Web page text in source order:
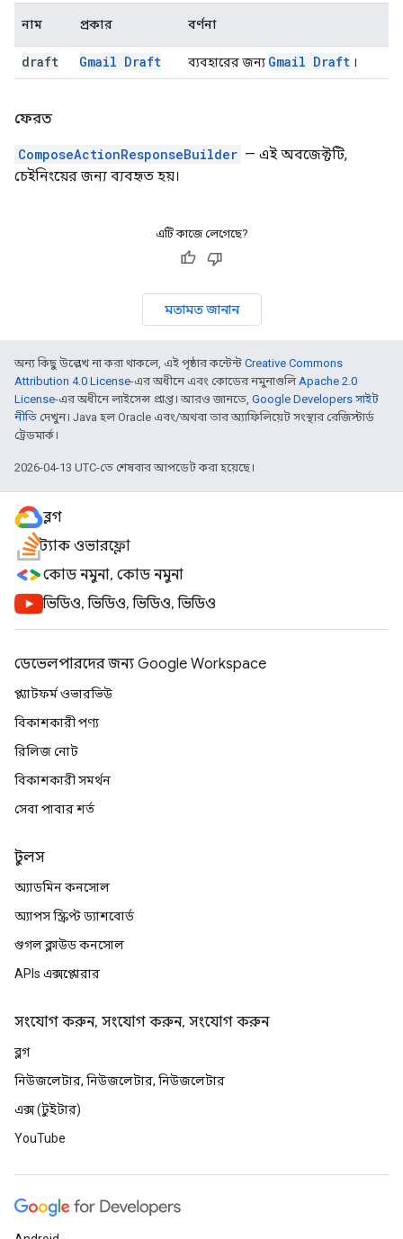
নাম প্রকার বর্ণনা
draft Gmail Draft ব্যবহারের জন্য Gmail Draft ।
ফেরত
ComposeActionResponseBuilder — এই অবজেক্টটি,
চেইনিংয়ের জন্য ব্যবহৃত হয়।
এটি কাজে লেগেছে?
মতামত জানান
অন্য কিছু উল্লেখ না করা থাকলে, এই পৃষ্ঠার কন্টেন্ট Creative Commons
Attribution 4.0 License-এর অধীনে এবং কোডের নমুনাগুলিApache 2.0
License-এর অধীনে লাইসেন্স প্রাপ্ত। আরও জানতে, Google Developers সাইট
নীতি দেখুন। Java হল Oracle এবং/অথবা তার অ্যাফিলিয়েট সংস্থার রেজিস্টার্ড
ট্রেডমার্ক।
2026-04-13 UTC-তে শেষবার আপডেট করা হয়েছে।
ব্লগ
স্ট্যাক ওভারফ্লো
কোড নমুনা, কোড নমুনা
ভিডিও, ভিডিও, ভিডিও, ভিডিও
ডেভেলপারদের জন্য Google Workspace
প্ল্যাটফর্ম ওভারভিউ
বিকাশকারী পণ্য
রিলিজ নোট
বিকাশকারী সমর্থন
সেবা পাবার শর্ত
টুলস
অ্যাডমিন কনসোল
অ্যাপস স্ক্রিপ্ট ড্যাশবোর্ড
গুগল ক্লাউড কনসোল
APIs এক্সপ্লোরার
সংযোগ করুন, সংযোগ করুন, সংযোগ করুন
ব্লগ
নিউজলেটার, নিউজলেটার, নিউজলেটার
এক্স (টুইটার)
YouTube